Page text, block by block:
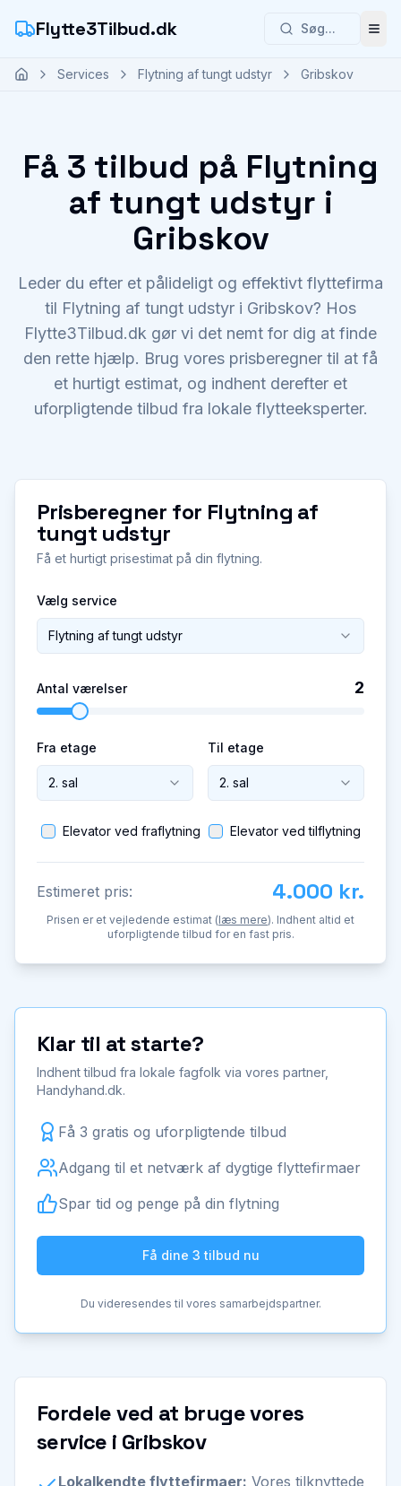
Flytte3Tilbud.dk Søg... Åbn
Services Flytning af tungt udstyr Gribskov
Få 3 tilbud på Flytning
af tungt udstyr i
Gribskov
Leder du efter et pålideligt og effektivt flyttefirma
til Flytning af tungt udstyr i Gribskov? Hos
Flytte3Tilbud.dk gør vi det nemt for dig at finde
den rette hjælp. Brug vores prisberegner til at få
et hurtigt estimat, og indhent derefter et
uforpligtende tilbud fra lokale flytteeksperter.
Prisberegner for Flytning af
tungt udstyr
Få et hurtigt prisestimat på din flytning.
Vælg service
Flytning af tungt udstyr
Antal værelser 2
Fra etage
2. sal
Til etage
2. sal
Elevator ved fraflytning Elevator ved tilflytning
Estimeret pris: 4.000 kr.
Prisen er et vejledende estimat (læs mere). Indhent altid et
uforpligtende tilbud for en fast pris.
Klar til at starte?
Indhent tilbud fra lokale fagfolk via vores partner,
Handyhand.dk.
Få 3 gratis og uforpligtende tilbud
Adgang til et netværk af dygtige flyttefirmaer
Spar tid og penge på din flytning
Få dine 3 tilbud nu
Du videresendes til vores samarbejdspartner.
Fordele ved at bruge vores
service i Gribskov
Lokalkendte flyttefirmaer: Vores tilknyttede